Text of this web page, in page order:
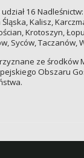
16
Kalisz,
Krotoszyn,
Syców, Taczanów,
ze środków
Obszaru